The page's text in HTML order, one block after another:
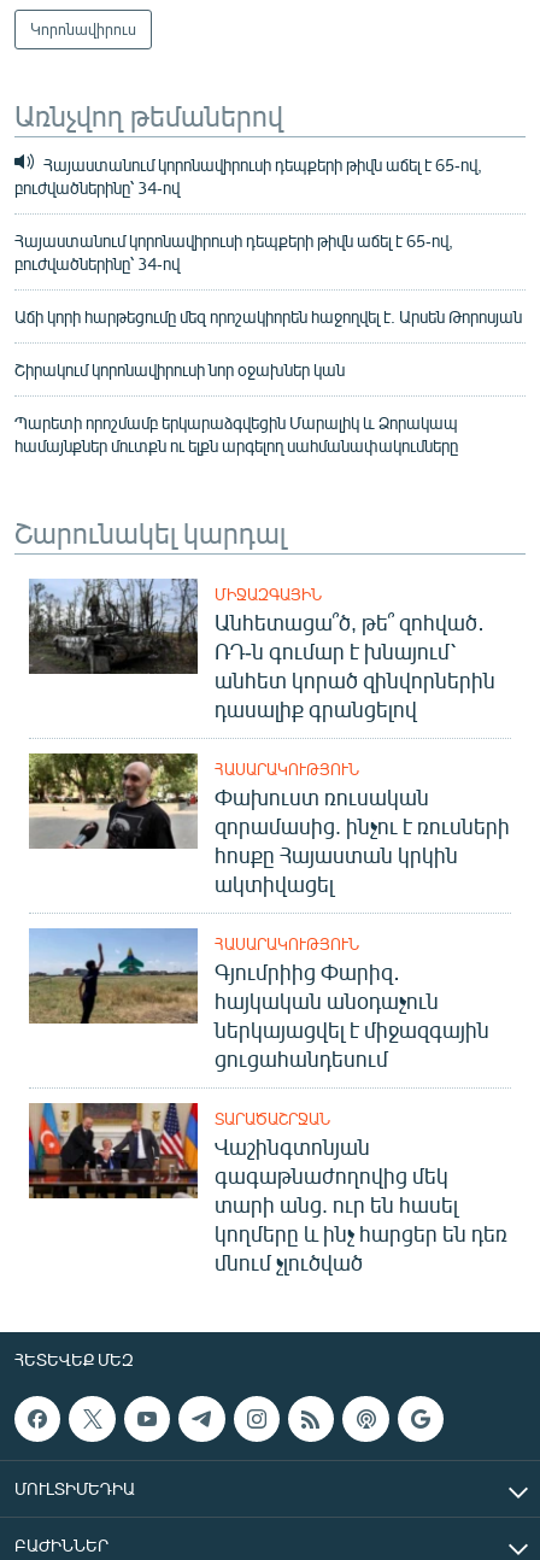
Կորոնավիրուս
Առնչվող թեմաներով
Հայաստանում կորոնավիրուսի դեպքերի թիվն աճել է 65-ով,
բուժվածներինը՝ 34-ով
Հայաստանում կորոնավիրուսի դեպքերի թիվն աճել է 65-ով,
բուժվածներինը՝ 34-ով
Աճի կորի հարթեցումը մեզ որոշակիորեն հաջողվել է. Արսեն Թորոսյան
Շիրակում կորոնավիրուսի նոր օջախներ կան
Պարետի որոշմամբ երկարաձգվեցին Մարալիկ և Ձորակապ
համայնքներ մուտքն ու ելքն արգելող սահմանափակումները
Շարունակել կարդալ
ՄԻՋԱԶԳԱՅԻՆ
Անհետացա՞ծ, թե՞ զոհված․
ՌԴ-ն գումար է խնայում՝
անհետ կորած զինվորներին
դասալիք գրանցելով
ՀԱՍԱՐԱԿՈՒԹՅՈՒՆ
Փախուստ ռուսական
զորամասից. ինչու է ռուսների
հոսքը Հայաստան կրկին
ակտիվացել
ՀԱՍԱՐԱԿՈՒԹՅՈՒՆ
Գյումրիից Փարիզ․
հայկական անօդաչուն
ներկայացվել է միջազգային
ցուցահանդեսում
ՏԱՐԱԾԱՇՐՋԱՆ
Վաշինգտոնյան
գագաթնաժողովից մեկ
տարի անց. ուր են հասել
կողմերը և ինչ հարցեր են դեռ
մնում չլուծված
ՀԵՏԵՎԵՔ ՄԵԶ
ՄՈՒԼՏԻՄԵԴԻԱ
ԲԱԺԻՆՆԵՐ